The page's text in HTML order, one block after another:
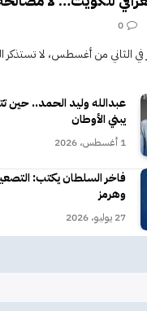
0
الثاني من أغسطس، لا تستذكر
عبدالله وليد الحمد.. حين
يبني الأوطان
1 أغسطس، 2026
فاخر السلطان يكتب:
وهرمز
27 يوليو، 2026